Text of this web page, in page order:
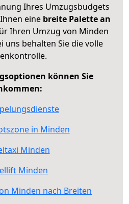
Ihres Umzugsbudgets
eine breite Palette an
Ihren Umzug von Minden
uns behalten Sie die volle
können Sie
in Minden
Minden
Minden
Minden nach Breiten